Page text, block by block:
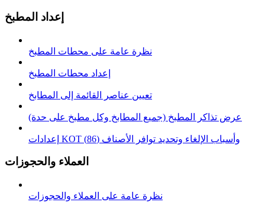
إعداد المطبخ
نظرة عامة على محطات المطبخ
إعداد محطات المطبخ
تعيين عناصر القائمة إلى المطابخ
عرض تذاكر المطبخ (جميع المطابخ وكل مطبخ على حدة)
إعدادات KOT وأسباب الإلغاء وتحديد توافر الأصناف (86)
العملاء والحجوزات
نظرة عامة على العملاء والحجوزات